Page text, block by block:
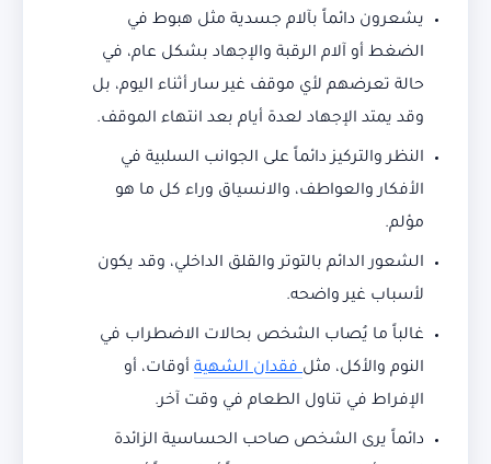
يشعرون دائماً بآلام جسدية مثل هبوط في
الضغط أو آلام الرقبة والإجهاد بشكل عام، في
حالة تعرضهم لأي موقف غير سار أثناء اليوم، بل
وقد يمتد الإجهاد لعدة أيام بعد انتهاء الموقف.
النظر والتركيز دائماً على الجوانب السلبية في
الأفكار والعواطف، والانسياق وراء كل ما هو
مؤلم.
الشعور الدائم بالتوتر والقلق الداخلي، وقد يكون
لأسباب غير واضحه.
غالباً ما يُصاب الشخص بحالات الاضطراب في
النوم والأكل، مثلفقدان الشهية أوقات، أو
الإفراط في تناول الطعام في وقت آخر.
دائماً يرى الشخص صاحب الحساسية الزائدة